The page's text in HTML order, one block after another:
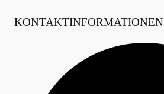
KONTAKTINFORMATIONEN